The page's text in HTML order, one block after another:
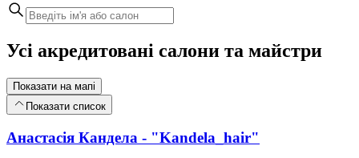
Усі акредитовані салони та майстри
Показати на мапі
Показати список
Анастасія Кандела - "Kandela_hair"